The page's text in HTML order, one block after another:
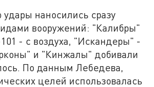
удары наносились сразу
вооружений: "Калибры"
- с воздуха, "Искандеры" -
и "Кинжалы" добивали
По данным Лебедева,
целей использовалась